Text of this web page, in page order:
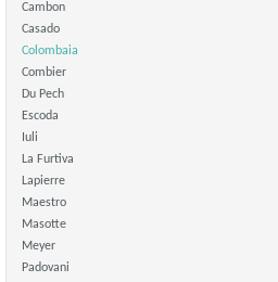
Cambon
Casado
Colombaia
Combier
Du Pech
Escoda
Iuli
La Furtiva
Lapierre
Maestro
Masotte
Meyer
Padovani